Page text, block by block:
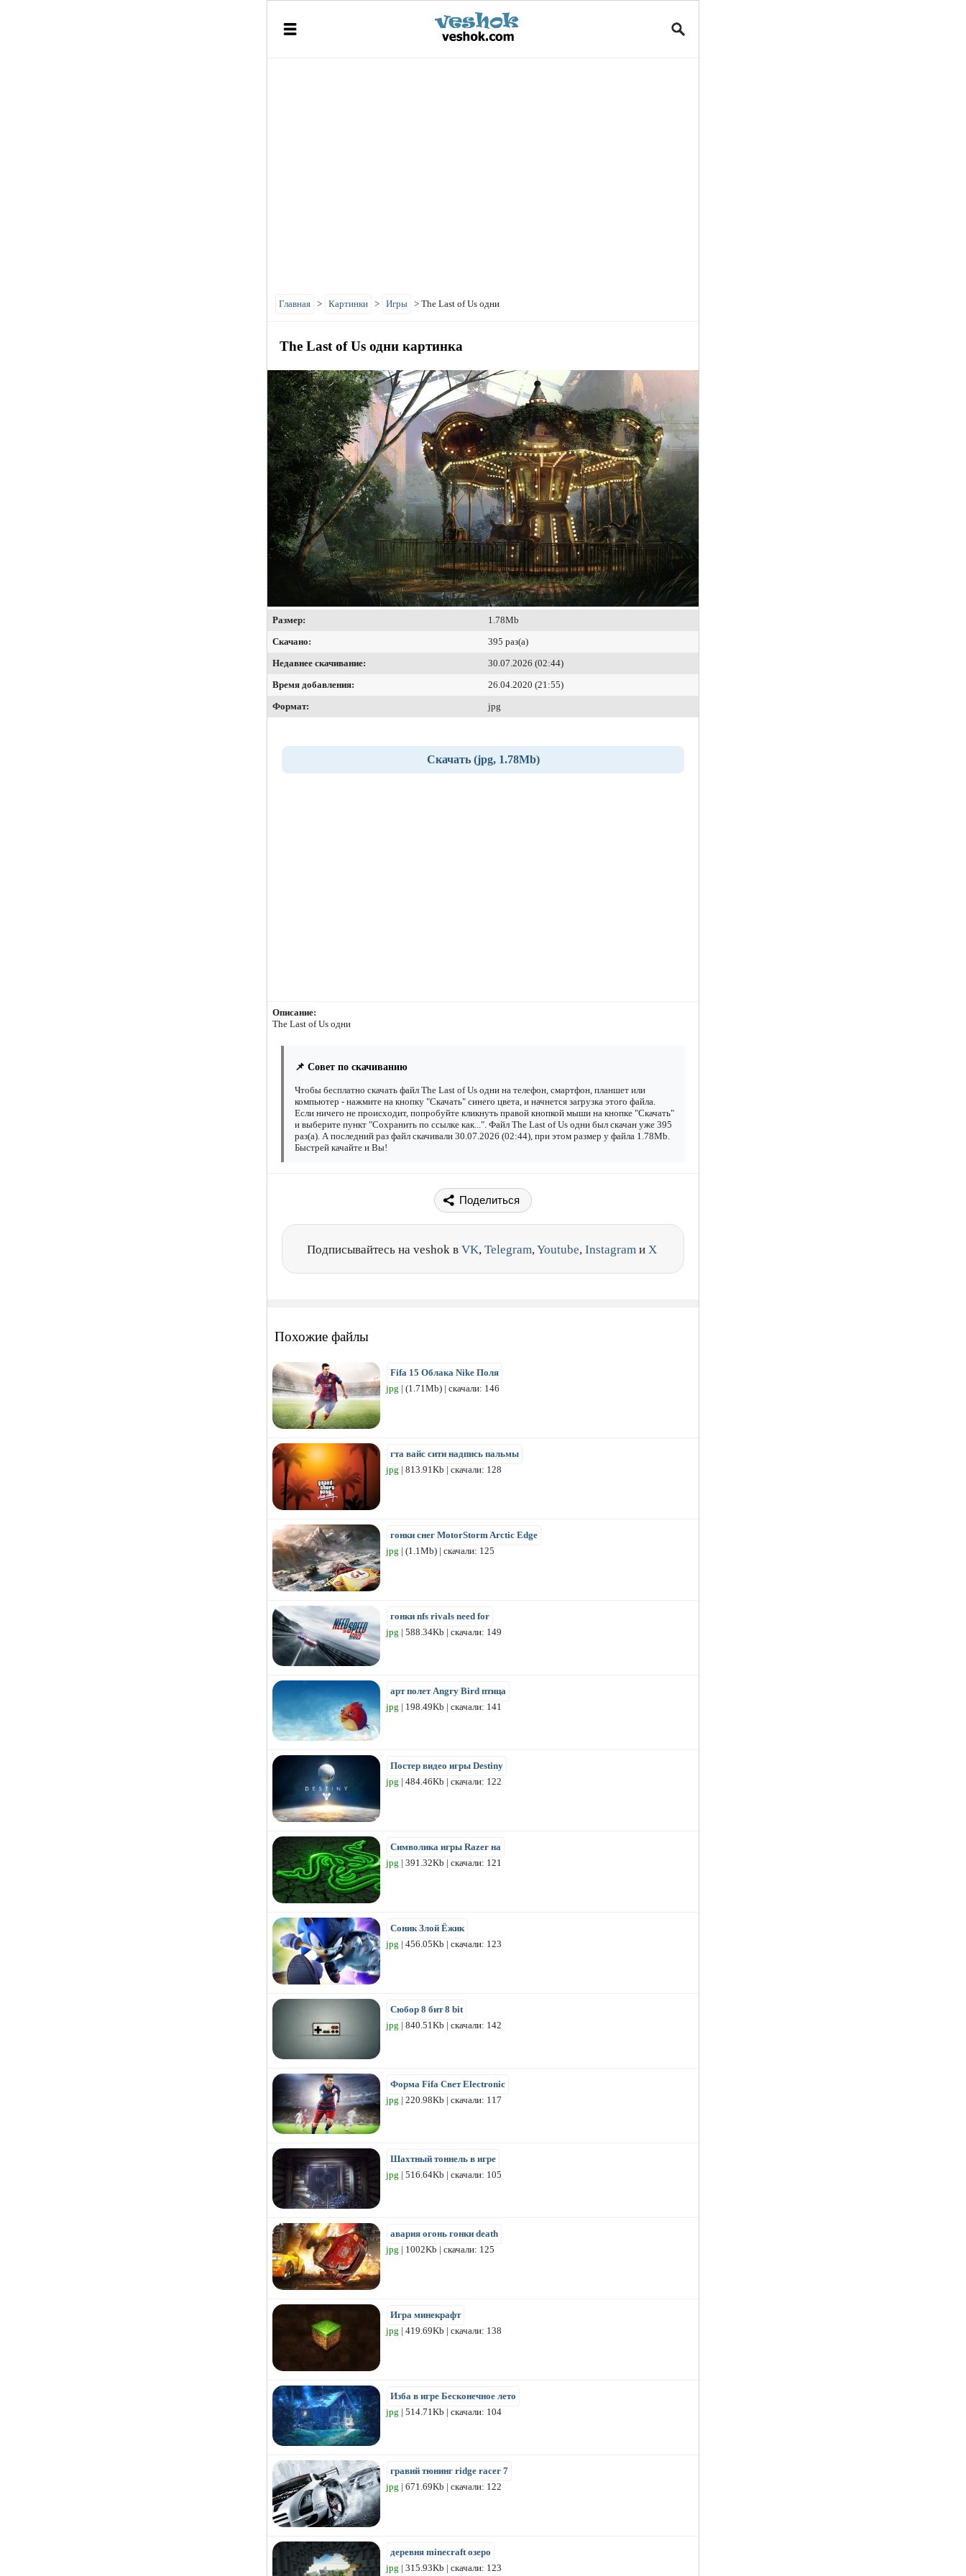
Главная > Картинки > Игры > The Last of Us одни
The Last of Us одни картинка
Размер:
1.78Mb
Скачано:
395 раз(а)
Недавнее скачивание:
30.07.2026 (02:44)
Время добавления:
26.04.2020 (21:55)
Формат:
jpg
Скачать (jpg, 1.78Mb)
Описание:
The Last of Us одни
📌 Совет по скачиванию
Чтобы бесплатно скачать файл The Last of Us одни на телефон, смартфон, планшет или
компьютер - нажмите на кнопку "Скачать" синего цвета, и начнется загрузка этого файла.
Если ничего не происходит, попробуйте кликнуть правой кнопкой мыши на кнопке "Скачать"
и выберите пункт "Сохранить по ссылке как...". Файл The Last of Us одни был скачан уже 395
раз(а). А последний раз файл скачивали 30.07.2026 (02:44), при этом размер у файла 1.78Mb.
Быстрей качайте и Вы!
Поделиться
Подписывайтесь на veshok в VK, Telegram, Youtube, Instagram и X
Похожие файлы
Fifa 15 Облака Nike Поля
jpg | (1.71Mb) | скачали: 146
гта вайс сити надпись пальмы
jpg | 813.91Kb | скачали: 128
гонки снег MotorStorm Arctic Edge
jpg | (1.1Mb) | скачали: 125
гонки nfs rivals need for
jpg | 588.34Kb | скачали: 149
арт полет Angry Bird птица
jpg | 198.49Kb | скачали: 141
Постер видео игры Destiny
jpg | 484.46Kb | скачали: 122
Символика игры Razer на
jpg | 391.32Kb | скачали: 121
Соник Злой Ёжик
jpg | 456.05Kb | скачали: 123
Сюбор 8 бит 8 bit
jpg | 840.51Kb | скачали: 142
Форма Fifa Свет Electronic
jpg | 220.98Kb | скачали: 117
Шахтный тоннель в игре
jpg | 516.64Kb | скачали: 105
авария огонь гонки death
jpg | 1002Kb | скачали: 125
Игра минекрафт
jpg | 419.69Kb | скачали: 138
Изба в игре Бесконечное лето
jpg | 514.71Kb | скачали: 104
гравий тюнинг ridge racer 7
jpg | 671.69Kb | скачали: 122
деревня minecraft озеро
jpg | 315.93Kb | скачали: 123